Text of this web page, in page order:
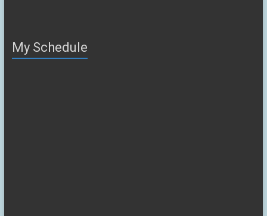
My Schedule